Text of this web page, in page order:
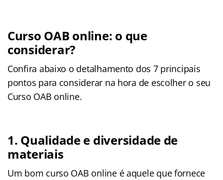
Curso OAB online: o que
considerar?
Confira abaixo o detalhamento dos 7 principais
pontos para considerar na hora de escolher o seu
Curso OAB online.
1. Qualidade e diversidade de
materiais
Um bom curso OAB online é aquele que fornece